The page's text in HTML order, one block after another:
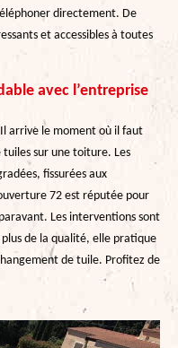
directement. De
et accessibles à toutes
avec l’entreprise
arrive le moment où il faut
sur une toiture. Les
fissurées aux
72 est réputée pour
Les interventions sont
de la qualité, elle pratique
de tuile. Profitez de